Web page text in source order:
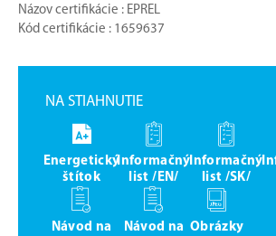
Názov certifikácie : EPREL
Kód certifikácie : 1659637
NA STIAHNUTIE
Energetický
štítok
Informačný
list /EN/
Informačný
list /SK/
Návod na
Návod na Obrázky